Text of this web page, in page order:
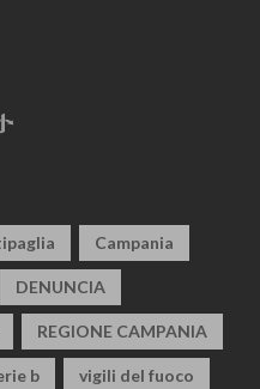
Campania
DENUNCIA
REGIONE CAMPANIA
b vigili del fuoco